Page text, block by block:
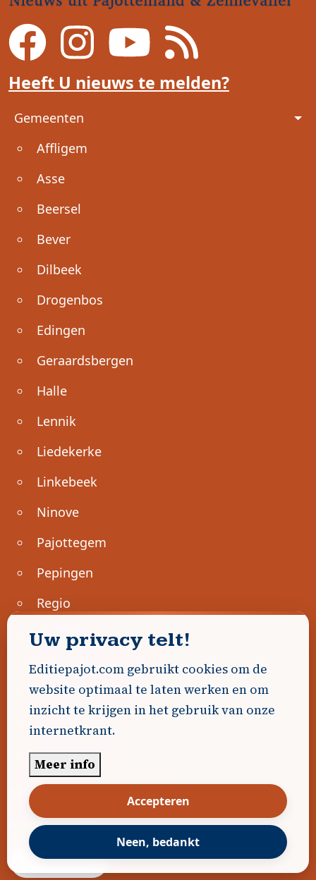
Heeft U nieuws te melden?
Voet
Gemeenten
Affligem
Asse
Beersel
Bever
Dilbeek
Drogenbos
Edingen
Geraardsbergen
Halle
Lennik
Liedekerke
Linkebeek
Ninove
Pajottegem
Pepingen
Regio
Roosdaal
Sint-Genesius-Rode
Sint-Pieters-Leeuw
Ternat
Ondernemen
Geen advertenties gevonden.
Uw advertentie hier? Contacteer ons!
Word Partner!
Uw privacy telt!
Editiepajot.com gebruikt cookies om de
website optimaal te laten werken en om
inzicht te krijgen in het gebruik van onze
internetkrant.
Meer info
Accepteren
Neen, bedankt